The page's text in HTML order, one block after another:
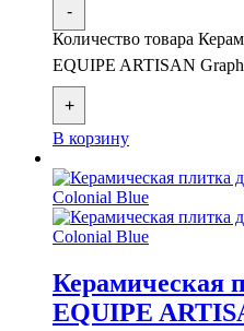
-
Количество товара
EQUIPE ARTISAN
+
В корзину
Керамическая
EQUIPE